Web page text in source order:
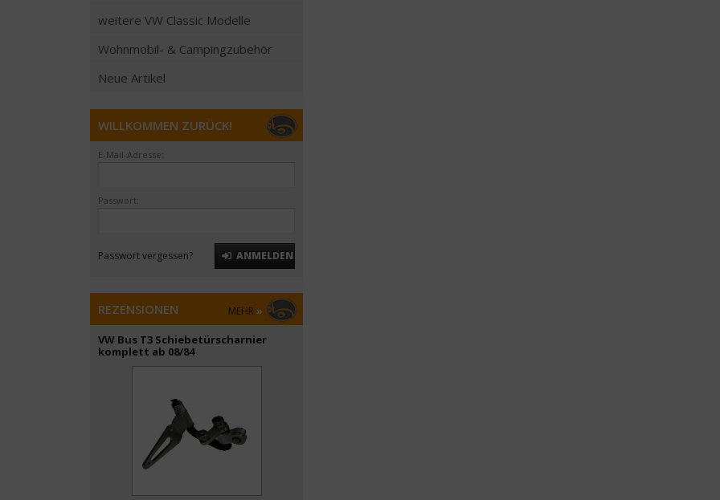
weitere VW Classic Modelle
Wohnmobil- & Campingzubehör
Neue Artikel
WILLKOMMEN ZURÜCK!
E-Mail-Adresse:
Passwort:
Passwort vergessen? ANMELDEN
REZENSIONEN MEHR »
VW Bus T3 Schiebetürscharnier
komplett ab 08/84